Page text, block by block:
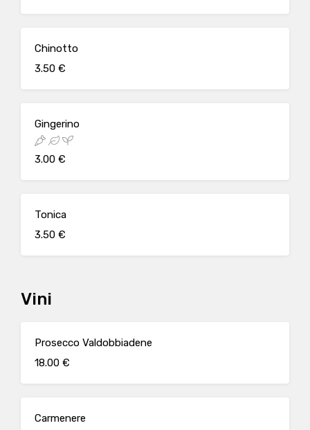
Chinotto
3.50 €
Gingerino
3.00 €
Tonica
3.50 €
Vini
Prosecco Valdobbiadene
18.00 €
Carmenere